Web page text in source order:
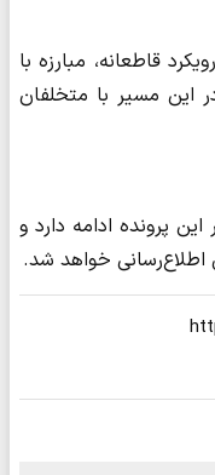
قاطعانه، مبارزه با
این مسیر با متخلفان
پرونده ادامه دارد و
خواهد شد.